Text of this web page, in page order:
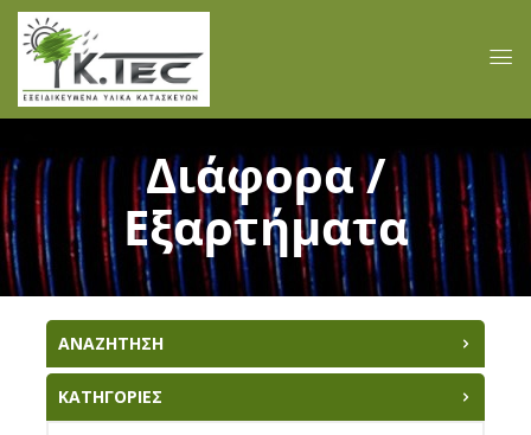
Διάφορα /
Εξαρτήματα
ΑΝΑΖΗΤΗΣΗ
ΚΑΤΗΓΟΡΙΕΣ